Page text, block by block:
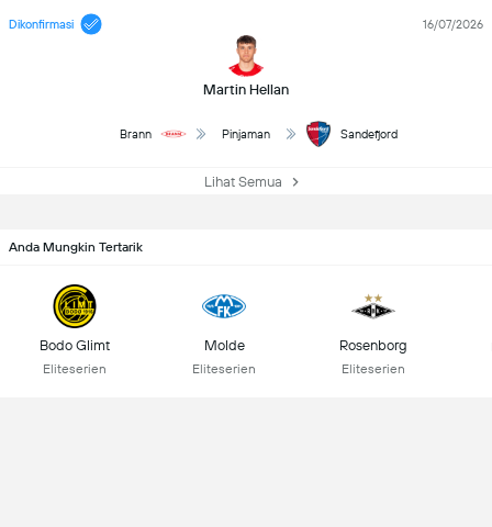
Dikonfirmasi
Martin Hellan
16/07/2026
Brann Pinjaman Sandefjord
Lihat Semua
Anda Mungkin Tertarik
Bodo Glimt
Eliteserien
Molde
Eliteserien
Rosenborg
Eliteserien